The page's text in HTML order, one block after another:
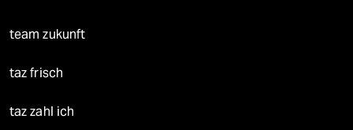
team zukunft
taz frisch
taz zahl ich